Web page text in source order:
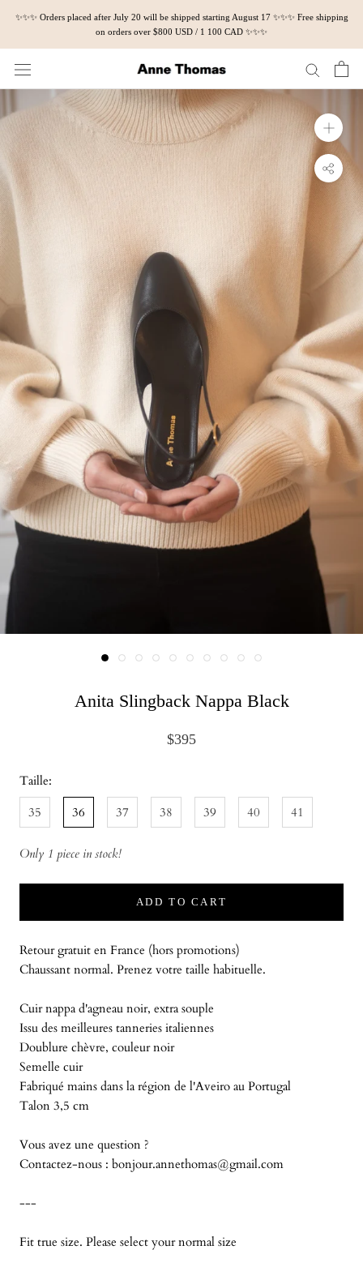
content
✨✨✨ Orders placed after July 20 will be shipped starting August 17 ✨✨✨ Free shipping
on orders over $800 USD / 1 100 CAD ✨✨✨
Anita Slingback Nappa Black
$395
Taille:
35
36 37 38 39 40 41
Only 1 piece in stock!
ADD TO CART
Retour gratuit en France (hors promotions)
Chaussant normal. Prenez votre taille habituelle.
Cuir nappa d'agneau noir, extra souple
Issu des meilleures tanneries italiennes
Doublure chèvre, couleur noir
Semelle cuir
Fabriqué mains dans la région de l'Aveiro au Portugal
Talon 3,5 cm
Vous avez une question ?
Contactez-nous : bonjour.annethomas@gmail.com
---
Fit true size. Please select your normal size